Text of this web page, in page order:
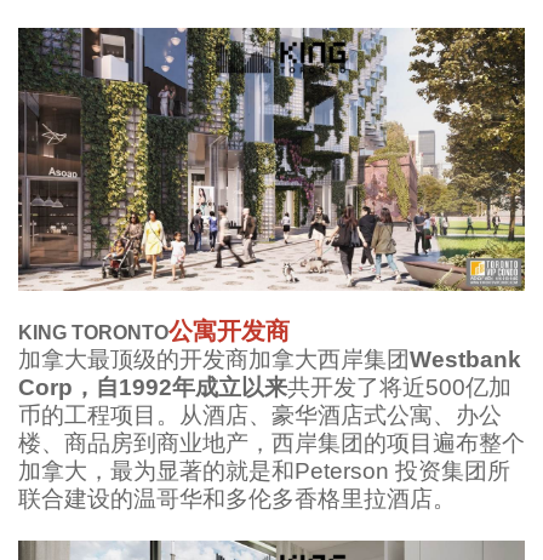
KING TORONTO公寓开发商
加拿大最顶级的开发商加拿大西岸集团Westbank
Corp，自1992年成立以来共开发了将近500亿加
币的工程项目。从酒店、豪华酒店式公寓、办公
楼、商品房到商业地产，西岸集团的项目遍布整个
加拿大，最为显著的就是和Peterson 投资集团所
联合建设的温哥华和多伦多香格里拉酒店。